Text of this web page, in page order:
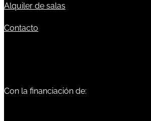
Alquiler de salas
Contacto
Con la financiación de: